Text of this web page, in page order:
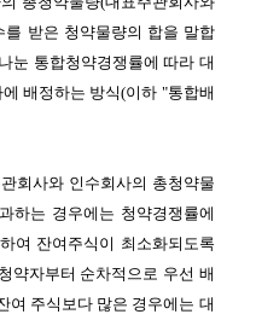
받은 청약물량의 합을 말합
눈 통합청약경쟁률에 따라 대
배정하는 방식(이하 "통합배
회사와 인수회사의 총청약물
하는 경우에는 청약경쟁률에
여 잔여주식이 최소화되도록
약자부터 순차적으로 우선 배
여 주식보다 많은 경우에는 대